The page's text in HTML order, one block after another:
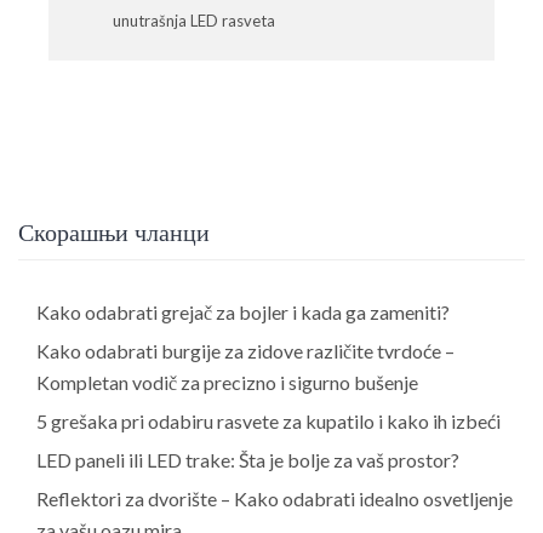
unutrašnja LED rasveta
Скорашњи чланци
Kako odabrati grejač za bojler i kada ga zameniti?
Kako odabrati burgije za zidove različite tvrdoće –
Kompletan vodič za precizno i sigurno bušenje
5 grešaka pri odabiru rasvete za kupatilo i kako ih izbeći
LED paneli ili LED trake: Šta je bolje za vaš prostor?
Reflektori za dvorište – Kako odabrati idealno osvetljenje